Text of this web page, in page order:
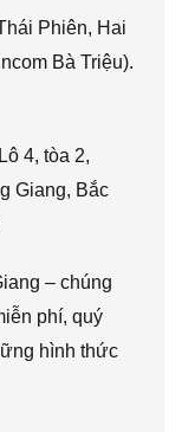
Phiên, Hai
Bà Triệu).
4, tòa 2,
Giang, Bắc
– chúng
phí, quý
hình thức